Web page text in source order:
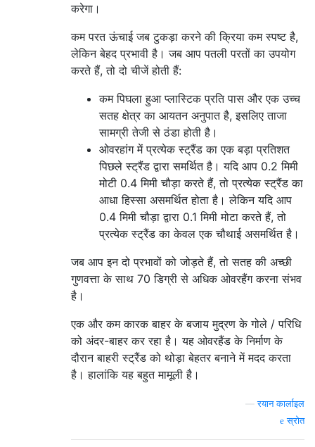
करेगा।
कम परत ऊंचाई जब टुकड़ा करने की क्रिया कम स्पष्ट है,
लेकिन बेहद प्रभावी है। जब आप पतली परतों का उपयोग
करते हैं, तो दो चीजें होती हैं:
कम पिघला हुआ प्लास्टिक प्रति पास और एक उच्च
सतह क्षेत्र का आयतन अनुपात है, इसलिए ताजा
सामग्री तेजी से ठंडा होती है।
ओवरहांग में प्रत्येक स्ट्रैंड का एक बड़ा प्रतिशत
पिछले स्ट्रैंड द्वारा समर्थित है। यदि आप 0.2 मिमी
मोटी 0.4 मिमी चौड़ा करते हैं, तो प्रत्येक स्ट्रैंड का
आधा हिस्सा असमर्थित होता है। लेकिन यदि आप
0.4 मिमी चौड़ा द्वारा 0.1 मिमी मोटा करते हैं, तो
प्रत्येक स्ट्रैंड का केवल एक चौथाई असमर्थित है।
जब आप इन दो प्रभावों को जोड़ते हैं, तो सतह की अच्छी
गुणवत्ता के साथ 70 डिग्री से अधिक ओवरहैंग करना संभव
है।
एक और कम कारक बाहर के बजाय मुद्रण के गोले / परिधि
को अंदर-बाहर कर रहा है। यह ओवरहैंड के निर्माण के
दौरान बाहरी स्ट्रैंड को थोड़ा बेहतर बनाने में मदद करता
है। हालांकि यह बहुत मामूली है।
—रयान कार्लाइल
स्रोत